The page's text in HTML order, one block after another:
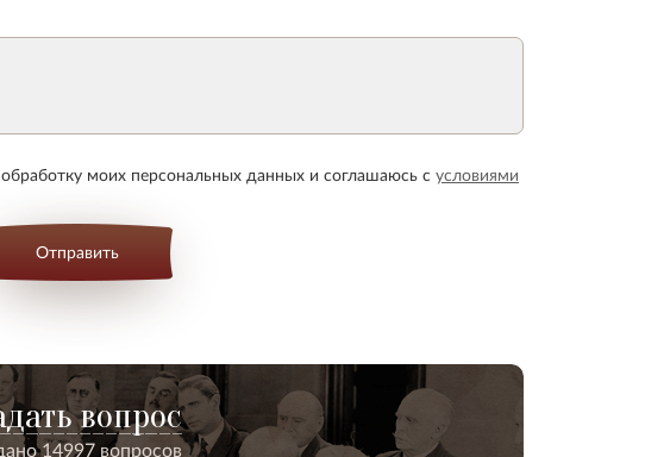
моих персональных данных и соглашаюсь с условиями
Отправить
вопрос
14997 вопросов